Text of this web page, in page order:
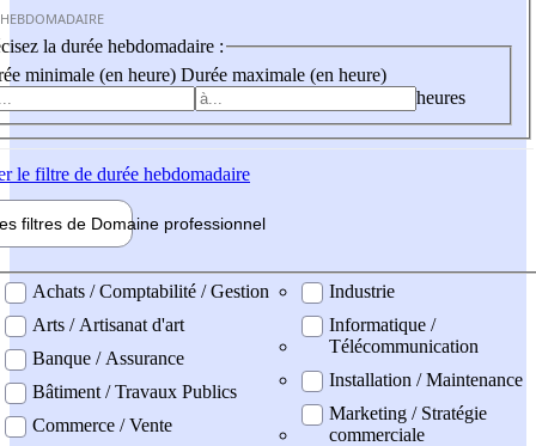
la durée hebdomadaire :
minimale (en heure) Durée maximale (en heure)
heures
le filtre de durée hebdomadaire
filtres de Domaine professionnel
professionel
Achats / Comptabilité / Gestion
Arts / Artisanat d'art
Banque / Assurance
Bâtiment / Travaux Publics
Commerce / Vente
Industrie
Informatique /
Télécommunication
Installation / Maintenance
Marketing / Stratégie
commerciale